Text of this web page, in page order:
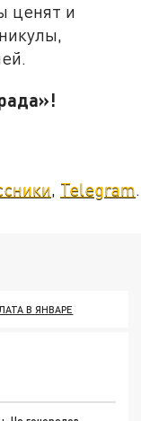
ценят и
Telegram
В ЯНВАРЕ